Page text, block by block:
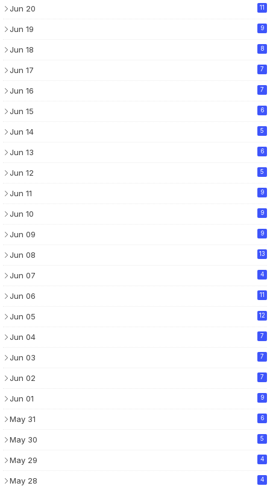
Jun 20 11
Jun 19 9
Jun 18 8
Jun 17 7
Jun 16 7
Jun 15 6
Jun 14 5
Jun 13 6
Jun 12 5
Jun 11 9
Jun 10 9
Jun 09 9
Jun 08 13
Jun 07 4
Jun 06 11
Jun 05 12
Jun 04 7
Jun 03 7
Jun 02 7
Jun 01 9
May 31 6
May 30 5
May 29 4
May 28 4